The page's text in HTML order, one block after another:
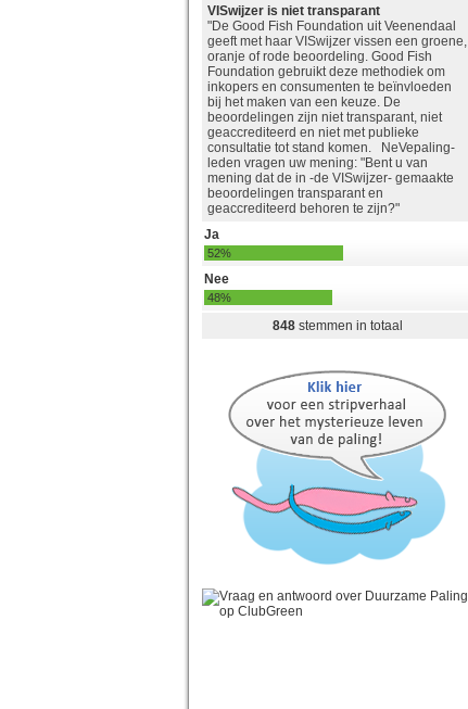
VISwijzer is niet transparant
"De Good Fish Foundation uit Veenendaal
geeft met haar VISwijzer vissen een groene,
oranje of rode beoordeling. Good Fish
Foundation gebruikt deze methodiek om
inkopers en consumenten te beïnvloeden
bij het maken van een keuze. De
beoordelingen zijn niet transparant, niet
geaccrediteerd en niet met publieke
consultatie tot stand komen. NeVepaling-
leden vragen uw mening: "Bent u van
mening dat de in -de VISwijzer- gemaakte
beoordelingen transparant en
geaccrediteerd behoren te zijn?"
Ja
52%
Nee
48%
848 stemmen in totaal